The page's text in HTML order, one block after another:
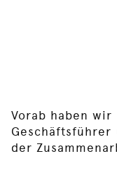
Vorab haben wir
Geschäftsführer
der